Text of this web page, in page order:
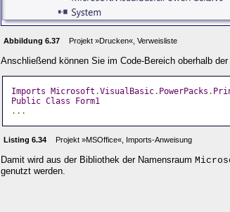
Abbildung 6.37 Projekt »Drucken«, Verweisliste
Anschließend können Sie im Code-Bereich oberhalb
Imports Microsoft .VisualBasic. PowerPacks .
Public Class
Form1
...
Listing 6.34 Projekt »MSOffice«, Imports-Anweisung
Damit wird aus der Bibliothek der Namensraum
genutzt werden.